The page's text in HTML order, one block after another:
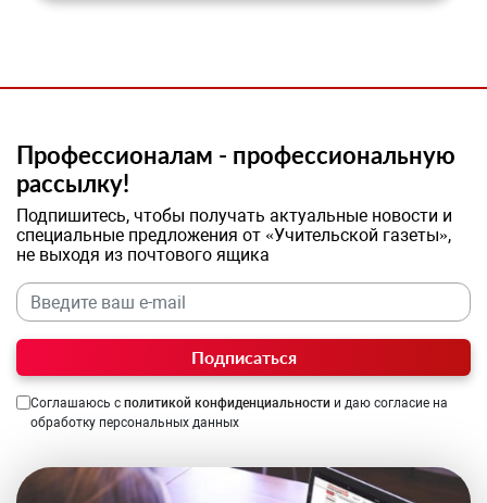
Профессионалам - профессиональную
рассылку!
Подпишитесь, чтобы получать актуальные новости и
специальные предложения от «Учительской газеты»,
не выходя из почтового ящика
Подписаться
Соглашаюсь с политикой конфиденциальности и даю согласие на
обработку персональных данных